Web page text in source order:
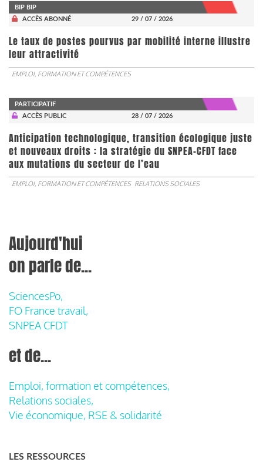
BIP BIP
ACCÈS ABONNÉ
29 / 07 / 2026
Le taux de postes pourvus par mobilité interne illustre
leur attractivité
EMPLOI, FORMATION ET COMPÉTENCES
PARTICIPATIF
ACCÈS PUBLIC
28 / 07 / 2026
Anticipation technologique, transition écologique juste
et nouveaux droits : la stratégie du SNPEA-CFDT face
aux mutations du secteur de l’eau
EMPLOI, FORMATION ET COMPÉTENCES RELATIONS SOCIALES
Aujourd'hui
on parle de...
SciencesPo,
FO France travail,
SNPEA CFDT
et de...
Emploi, formation et compétences,
Relations sociales,
Vie économique, RSE & solidarité
LES RESSOURCES